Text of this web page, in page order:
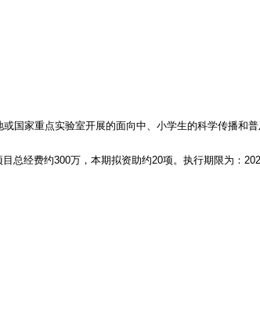
家重点实验室开展的面向中、小学生的科学传播和普
经费约300万，本期拟资助约20项。执行期限为：